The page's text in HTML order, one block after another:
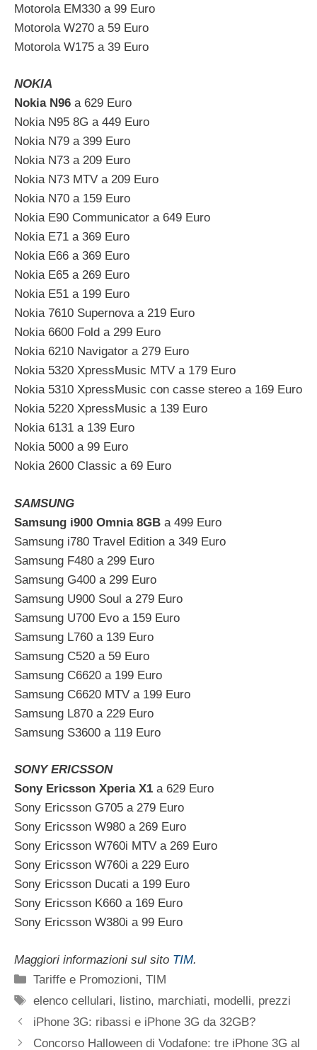
Motorola EM330 a 99 Euro
Motorola W270 a 59 Euro
Motorola W175 a 39 Euro
NOKIA
Nokia N96 a 629 Euro
Nokia N95 8G a 449 Euro
Nokia N79 a 399 Euro
Nokia N73 a 209 Euro
Nokia N73 MTV a 209 Euro
Nokia N70 a 159 Euro
Nokia E90 Communicator a 649 Euro
Nokia E71 a 369 Euro
Nokia E66 a 369 Euro
Nokia E65 a 269 Euro
Nokia E51 a 199 Euro
Nokia 7610 Supernova a 219 Euro
Nokia 6600 Fold a 299 Euro
Nokia 6210 Navigator a 279 Euro
Nokia 5320 XpressMusic MTV a 179 Euro
Nokia 5310 XpressMusic con casse stereo a 169 Euro
Nokia 5220 XpressMusic a 139 Euro
Nokia 6131 a 139 Euro
Nokia 5000 a 99 Euro
Nokia 2600 Classic a 69 Euro
SAMSUNG
Samsung i900 Omnia 8GB a 499 Euro
Samsung i780 Travel Edition a 349 Euro
Samsung F480 a 299 Euro
Samsung G400 a 299 Euro
Samsung U900 Soul a 279 Euro
Samsung U700 Evo a 159 Euro
Samsung L760 a 139 Euro
Samsung C520 a 59 Euro
Samsung C6620 a 199 Euro
Samsung C6620 MTV a 199 Euro
Samsung L870 a 229 Euro
Samsung S3600 a 119 Euro
SONY ERICSSON
Sony Ericsson Xperia X1 a 629 Euro
Sony Ericsson G705 a 279 Euro
Sony Ericsson W980 a 269 Euro
Sony Ericsson W760i MTV a 269 Euro
Sony Ericsson W760i a 229 Euro
Sony Ericsson Ducati a 199 Euro
Sony Ericsson K660 a 169 Euro
Sony Ericsson W380i a 99 Euro
Maggiori informazioni sul sito TIM.
Categorie
Tariffe e Promozioni,TIM
Tag
elenco cellulari, listino, marchiati, modelli, prezzi
iPhone 3G: ribassi e iPhone 3G da 32GB?
Concorso Halloween di Vodafone: tre iPhone 3G al